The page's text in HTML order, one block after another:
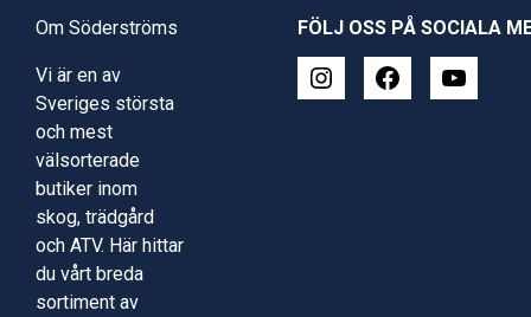
Om Söderströms
Vi är en av
Sveriges största
och mest
välsorterade
butiker inom
skog, trädgård
och ATV. Här hittar
du vårt breda
sortiment av
FÖLJ OSS PÅ SOCIALA